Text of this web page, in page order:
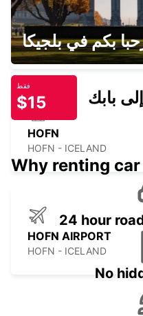
KIRKWALL AIRPORT
KIRKWALL - UNITED
HOFN
HOFN - ICELAND
HOFN AIRPORT
HOFN - ICELAND
بكم في بلجيكا
فقط
$15 بابك
Why renting
24 hour
No